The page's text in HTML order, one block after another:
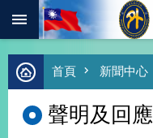
跳到主要內容區塊
進
階
尋
首頁 新聞中心
聲明及回應